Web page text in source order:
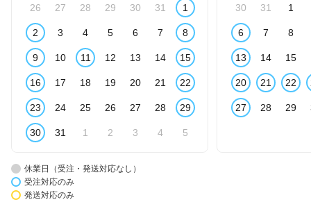
26 27 28 29 30 31 1
2 3 4 5 6 7 8
9 10 11 12 13 14 15
16 17 18 19 20 21 22
23 24 25 26 27 28 29
30 31 1 2 3 4 5
30 31 1
6 7 8
13 14 15
20 21 22
27 28 29
休業日（受注・発送対応なし）
受注対応のみ
発送対応のみ